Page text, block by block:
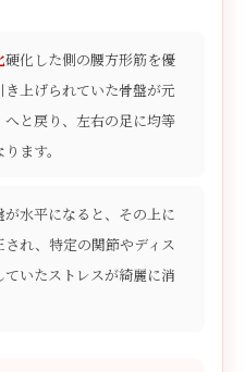
硬化した側の腰方形筋を優
き上げられていた骨盤が元
と戻り、左右の足に均等
ます。
が水平になると、その上に
れ、特定の関節やディス
いたストレスが綺麗に消